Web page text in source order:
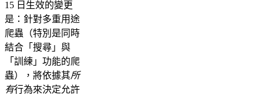
15 日生效的變更
是：針對多重用途
爬蟲（特別是同時
結合「搜尋」與
「訓練」功能的爬
蟲），將依據其所
有行為來決定允許